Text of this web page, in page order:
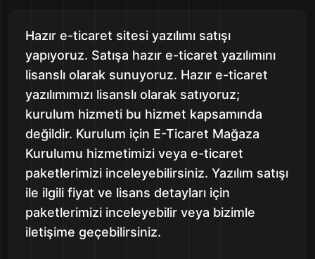
Hazır e-ticaret sitesi yazılımı satışı
yapıyoruz. Satışa hazır e-ticaret yazılımını
lisanslı olarak sunuyoruz. Hazır e-ticaret
yazılımımızı lisanslı olarak satıyoruz;
kurulum hizmeti bu hizmet kapsamında
değildir. Kurulum için E-Ticaret Mağaza
Kurulumu hizmetimizi veya e-ticaret
paketlerimizi inceleyebilirsiniz. Yazılım satışı
ile ilgili fiyat ve lisans detayları için
paketlerimizi inceleyebilir veya bizimle
iletişime geçebilirsiniz.